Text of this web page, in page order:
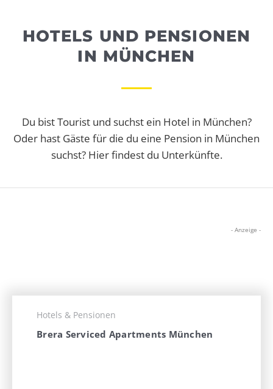
HOTELS UND PENSIONEN
IN MÜNCHEN
Du bist Tourist und suchst ein Hotel in München?
Oder hast Gäste für die du eine Pension in München
suchst? Hier findest du Unterkünfte.
- Anzeige -
Hotels & Pensionen
Brera Serviced Apartments München